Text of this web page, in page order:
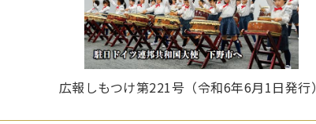
広報しもつけ第221号（令和6年6月1日発行）